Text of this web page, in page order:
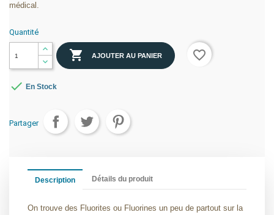
médical.
Quantité
 AJOUTER AU PANIER favorite_border
 En Stock
Partager
Description Détails du produit
On trouve des Fluorites ou Fluorines un peu de partout sur la